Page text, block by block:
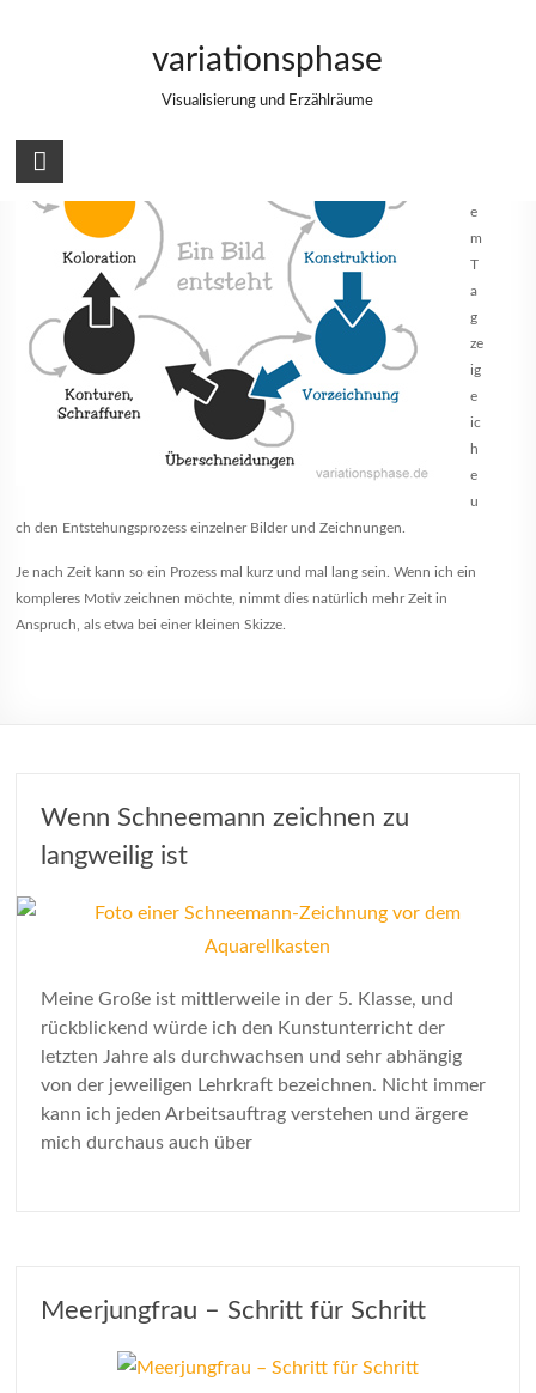
variationsphase
Visualisierung und Erzählräume
Ein Bild entsteht
e
m
T
a
g
ze
ig
e
ic
h
e
u
ch den Entstehungsprozess einzelner Bilder und Zeichnungen.
Je nach Zeit kann so ein Prozess mal kurz und mal lang sein. Wenn ich ein
kompleres Motiv zeichnen möchte, nimmt dies natürlich mehr Zeit in
Anspruch, als etwa bei einer kleinen Skizze.
Wenn Schneemann zeichnen zu
langweilig ist
Meine Große ist mittlerweile in der 5. Klasse, und
rückblickend würde ich den Kunstunterricht der
letzten Jahre als durchwachsen und sehr abhängig
von der jeweiligen Lehrkraft bezeichnen. Nicht immer
kann ich jeden Arbeitsauftrag verstehen und ärgere
mich durchaus auch über
Meerjungfrau – Schritt für Schritt